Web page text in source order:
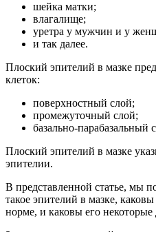
шейка матки;
влагалище;
уретра у мужчин и у
и так далее.
Плоский эпителий в мазке
клеток:
поверхностный слой;
промежуточный слой;
базально-парабазальный
Плоский эпителий в мазке
эпителии.
В представленной статье, мы
такое эпителий в мазке,
норме, и каковы его